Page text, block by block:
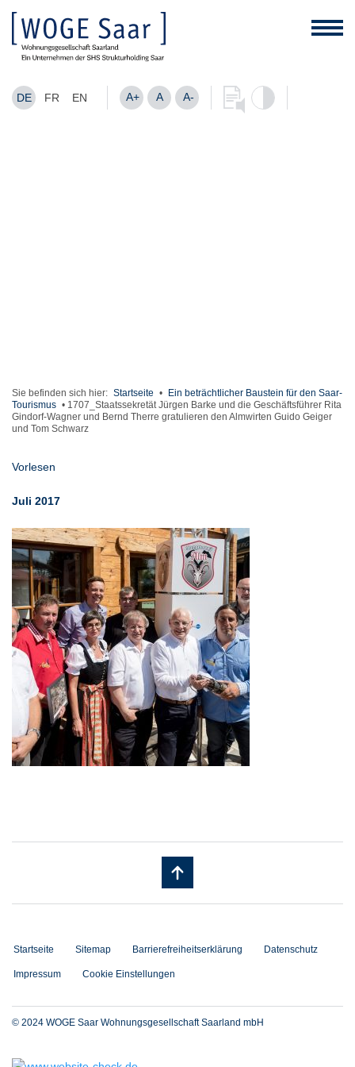
DE FR EN A+ A A-
Sie befinden sich hier: Startseite •
Ein beträchtlicher Baustein für den Saar-
Tourismus • 1707_Staatssekretät Jürgen Barke und die Geschäftsführer Rita
Gindorf-Wagner und Bernd Therre gratulieren den Almwirten Guido Geiger
und Tom Schwarz
Vorlesen
Juli 2017
Startseite Sitemap Barrierefreiheitserklärung Datenschutz
Impressum Cookie Einstellungen
© 2024 WOGE Saar Wohnungsgesellschaft Saarland mbH